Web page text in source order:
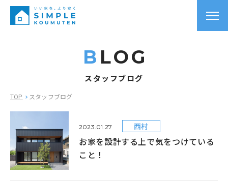
B LOG
スタッフブログ
TOP スタッフブログ
2023.01.27 西村
お家を設計する上で気をつけている
こと！